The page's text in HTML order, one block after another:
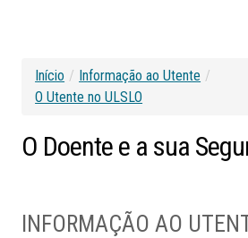
Início / Informação ao Utente /
O Utente no ULSLO
O Doente e a sua
INFORMAÇÃO AO